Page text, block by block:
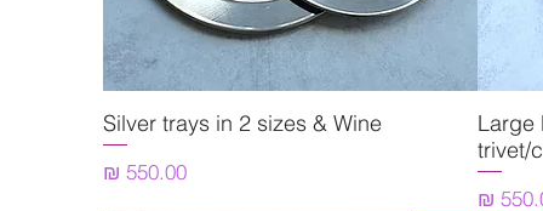
Large
trivet/
תצוגה מהירה
Silver trays in 2 sizes & Wine
מחיר